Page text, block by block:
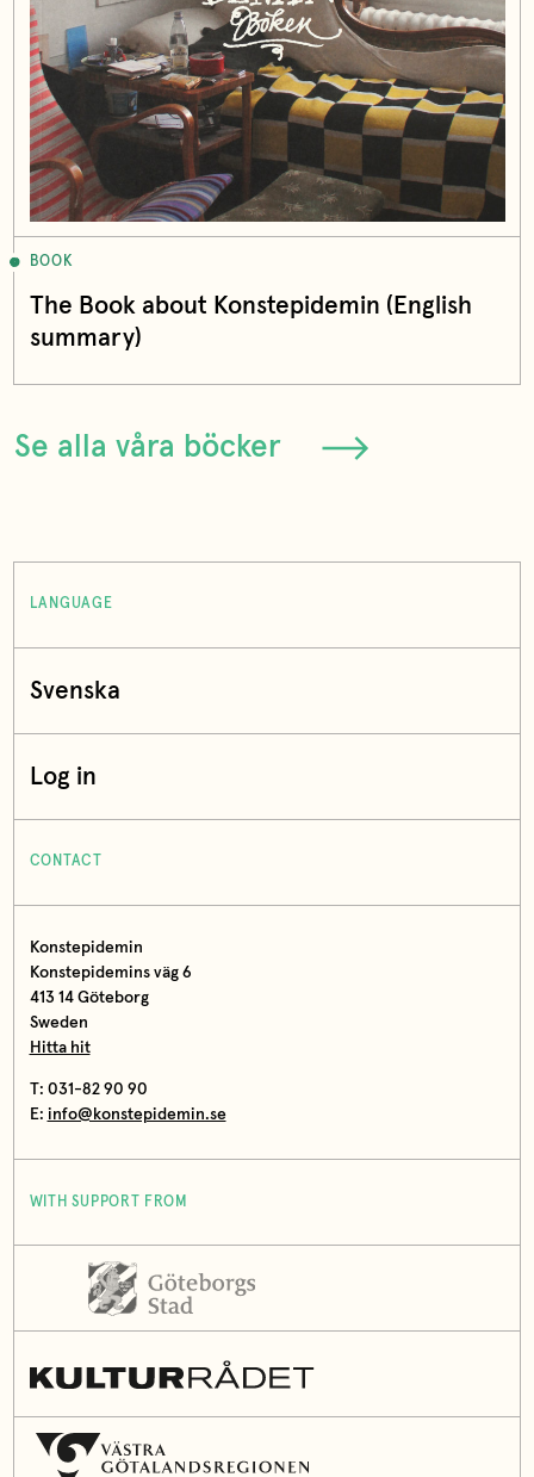
BOOK
The Book about Konstepidemin (English
summary)
Se alla våra böcker
LANGUAGE
Svenska
Log in
CONTACT
Konstepidemin
Konstepidemins väg 6
413 14 Göteborg
Sweden
Hitta hit
T: 031-82 90 90
E: info@konstepidemin.se
WITH SUPPORT FROM